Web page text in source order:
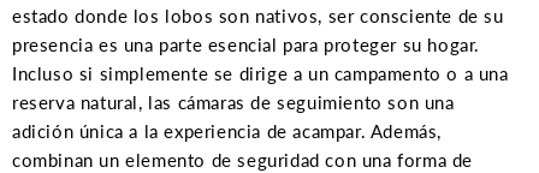
estado donde los lobos son nativos, ser consciente de su
presencia es una parte esencial para proteger su hogar.
Incluso si simplemente se dirige a un campamento o a una
reserva natural, las cámaras de seguimiento son una
adición única a la experiencia de acampar. Además,
combinan un elemento de seguridad con una forma de